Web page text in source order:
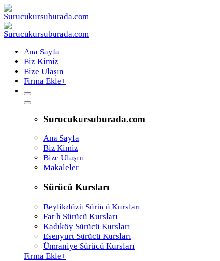
Ana Sayfa
Biz Kimiz
Bize Ulaşın
Firma Ekle+
Surucukursuburada.com
Ana Sayfa
Biz Kimiz
Bize Ulaşın
Makaleler
Sürücü Kursları
Beylikdüzü Sürücü Kursları
Fatih Sürücü Kursları
Kadıköy Sürücü Kursları
Esenyurt Sürücü Kursları
Ümraniye Sürücü Kursları
Firma Ekle+